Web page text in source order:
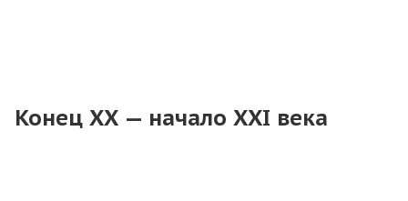
Конец ХХ — начало ХХI века